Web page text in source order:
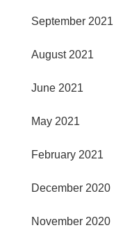
September 2021
August 2021
June 2021
May 2021
February 2021
December 2020
November 2020